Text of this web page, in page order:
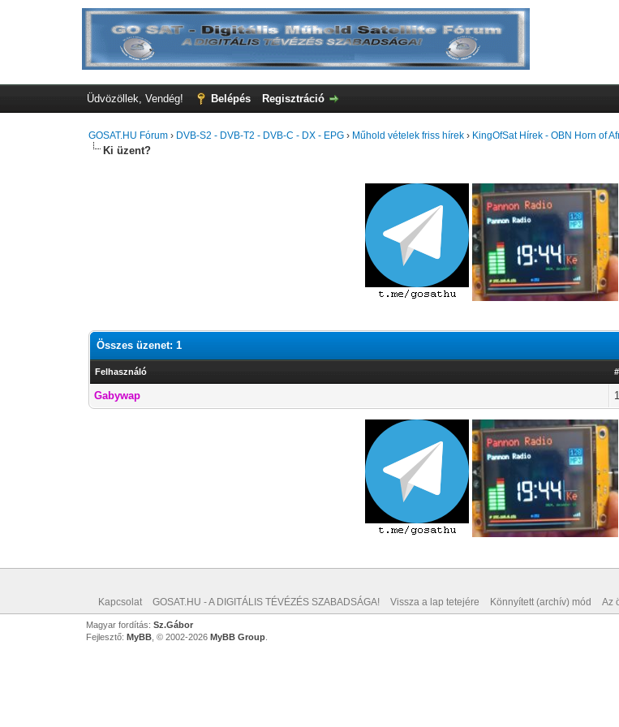
Üdvözöllek, Vendég! Belépés Regisztráció
GOSAT.HU Fórum › DVB-S2 - DVB-T2 - DVB-C - DX - EPG › Műhold vételek friss hírek › KingOfSat Hírek - OBN Horn of
Ki üzent?
Összes üzenet: 1
Felhasználó
Gabywap 1
Kapcsolat GOSAT.HU - A DIGITÁLIS TÉVÉZÉS SZABADSÁGA! Vissza a lap tetejére Könnyített (archív) mód Az
Magyar fordítás: Sz.Gábor
Fejlesztő: MyBB, © 2002-2026 MyBB Group.